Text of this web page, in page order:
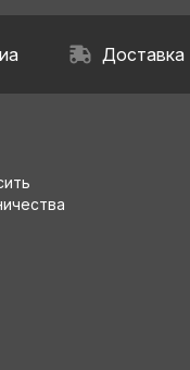
Доставка